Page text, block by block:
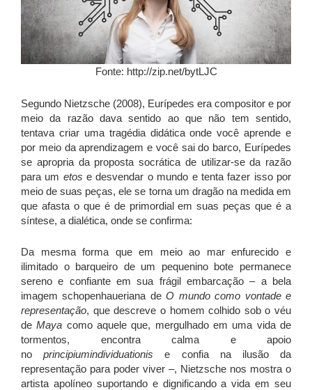
Fonte: http://zip.net/bytLJC
Segundo Nietzsche (2008), Eurípedes era compositor e por
meio da razão dava sentido ao que não tem sentido,
tentava criar uma tragédia didática onde você aprende e
por meio da aprendizagem e você sai do barco, Eurípedes
se apropria da proposta socrática de utilizar-se da razão
para um etos e desvendar o mundo e tenta fazer isso por
meio de suas peças, ele se torna um dragão na medida em
que afasta o que é de primordial em suas peças que é a
síntese, a dialética, onde se confirma:
Da mesma forma que em meio ao mar enfurecido e
ilimitado o barqueiro de um pequenino bote permanece
sereno e confiante em sua frágil embarcação – a bela
imagem schopenhaueriana deO mundo como vontade e
representação, que descreve o homem colhido sob o véu
deMaya como aquele que, mergulhado em uma vida de
tormentos, encontra calma e apoio
noprincipiumindividuationis e confia na ilusão da
representação para poder viver –, Nietzsche nos mostra o
artista apolíneo suportando e dignificando a vida em seu